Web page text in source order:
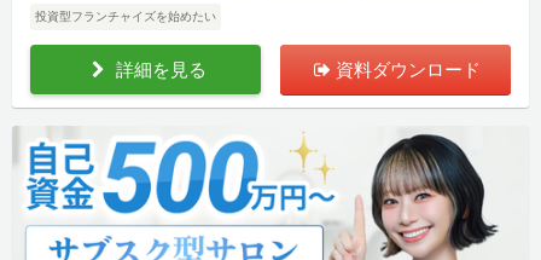
投資型フランチャイズを始めたい
詳細を見る 資料ダウンロード